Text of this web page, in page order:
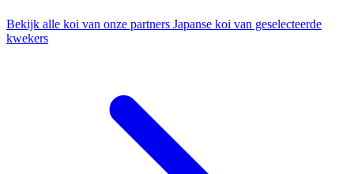
Bekijk alle koi van onze partners Japanse koi van geselecteerde
kwekers